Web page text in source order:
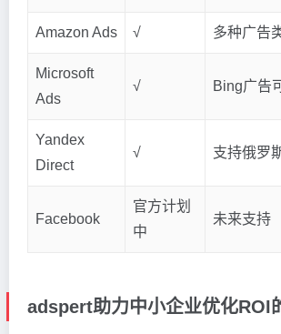
Amazon Ads √ 多种广告
Microsoft
Ads
√ Bing广告
Yandex
Direct
√ 支持俄罗
Facebook
官方计划
中
未来支持
adspert助力中小企业优化ROI